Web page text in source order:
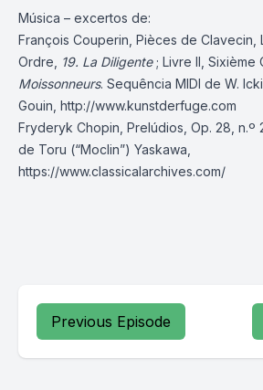
Música – excertos de:
François Couperin, Pièces de Clavecin,
Ordre,
19. La Diligente; Livre II, Sixième
Moissonneurs. Sequência MIDI de W.
Gouin, http://www.kunstderfuge.com
Fryderyk Chopin, Prelúdios, Op. 28, n.º
de Toru (“Moclin”) Yaskawa,
https://www.classicalarchives.com/
Previous Episode